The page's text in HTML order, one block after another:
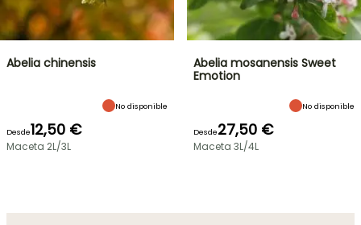
Abelia chinensis
No disponible
Desde12,50 €
Maceta 2L/3L
Abelia mosanensis Sweet
Emotion
No disponible
Desde27,50 €
Maceta 3L/4L